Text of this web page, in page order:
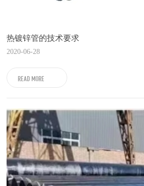
热镀锌管的技术要求
2020-06-28
READ MORE